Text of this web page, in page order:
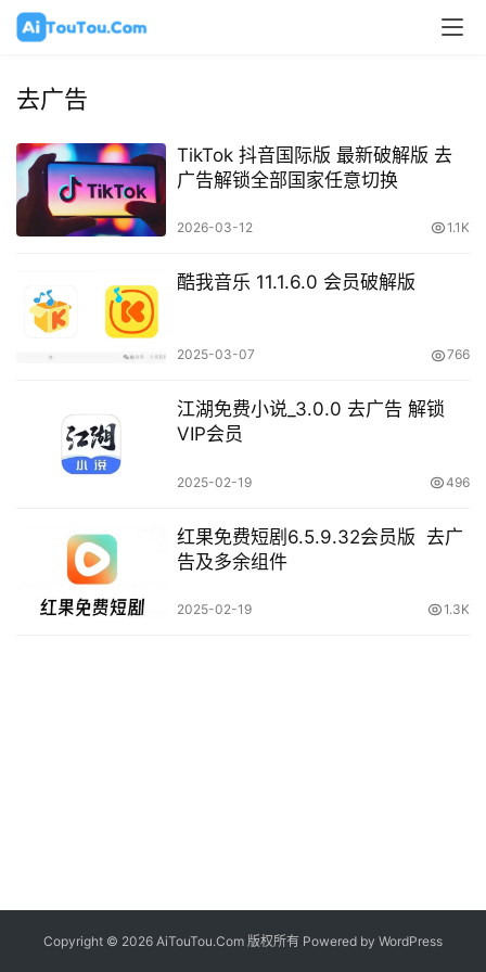
去广告
TikTok 抖音国际版 最新破解版 去
广告解锁全部国家任意切换
2026-03-12 1.1K
酷我音乐 11.1.6.0 会员破解版
2025-03-07 766
江湖免费小说_3.0.0 去广告 解锁
VIP会员
2025-02-19 496
红果免费短剧6.5.9.32会员版 去广
告及多余组件
2025-02-19 1.3K
Copyright © 2026 AiTouTou.Com 版权所有 Powered by WordPress